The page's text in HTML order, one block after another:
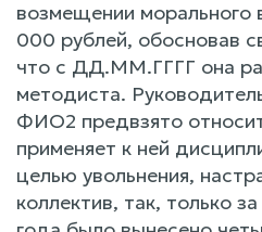
возмещении морального
000 рублей, обосновав
что с ДД.ММ.ГГГГ она
методиста.
ФИО2 предвзято
применяет к ней
целью увольнения,
коллектив, так, только